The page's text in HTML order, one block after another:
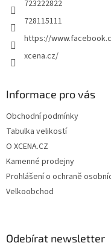
723222822
728115111
https://
xcena.cz/
Informace pro vás
Obchodní podmínky
Tabulka velikostí
O XCENA.CZ
Kamenné prodejny
Prohlášení o ochraně
Velkoobchod
Odebírat newsletter